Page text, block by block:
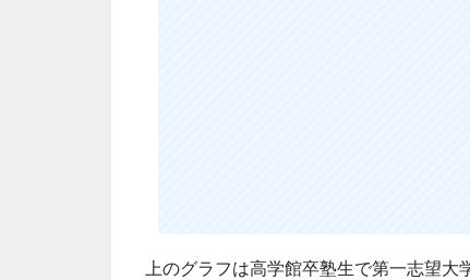
上のグラフは高学館卒塾生で第一志望大